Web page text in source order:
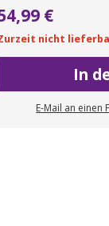
€
nicht
In
E-Mail an einen